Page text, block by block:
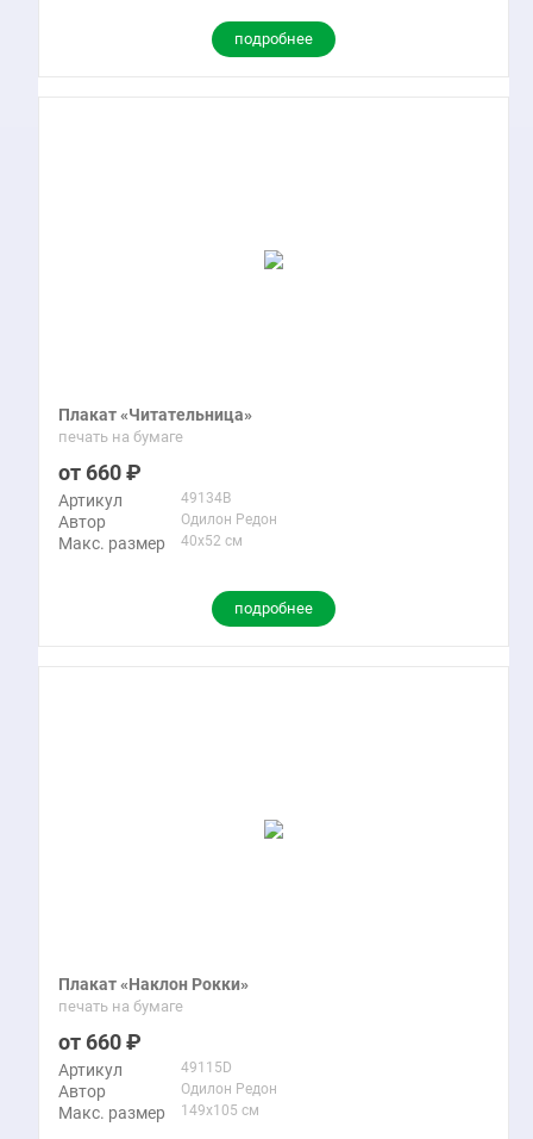
подробнее
Плакат «Читательница»
печать на бумаге
660
Артикул 49134B
Автор Одилон Редон
Макс. размер 40x52 см
подробнее
Плакат «Наклон Рокки»
печать на бумаге
660
Артикул 49115D
Автор Одилон Редон
Макс. размер 149x105 см